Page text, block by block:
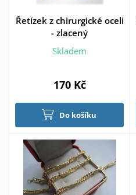
Řetízek z chirurgické oceli
- zlacený
Skladem
170 Kč
Do košíku